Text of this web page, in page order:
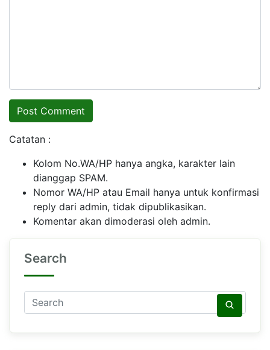
Catatan :
Kolom No.WA/HP hanya angka, karakter lain
dianggap SPAM.
Nomor WA/HP atau Email hanya untuk konfirmasi
reply dari admin, tidak dipublikasikan.
Komentar akan dimoderasi oleh admin.
Search